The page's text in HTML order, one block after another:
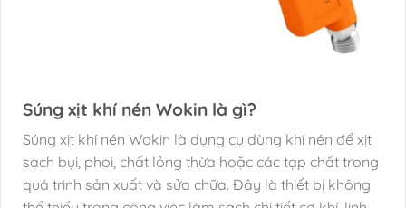
Súng xịt khí nén Wokin là gì?
Súng xịt khí nén Wokin là dụng cụ dùng khí nén để xịt
sạch bụi, phoi, chất lỏng thừa hoặc các tạp chất trong
quá trình sản xuất và sửa chữa. Đây là thiết bị không